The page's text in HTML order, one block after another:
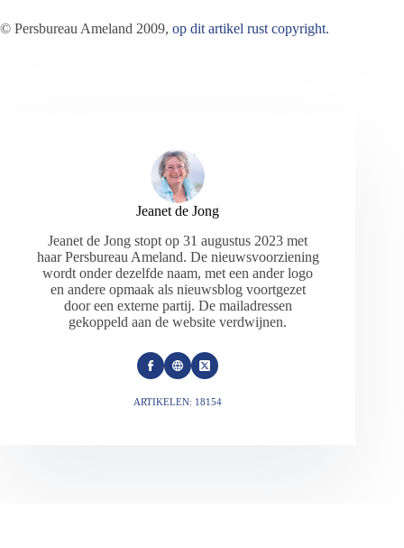
© Persbureau Ameland 2009, op dit artikel rust copyright.
Jeanet de Jong
Jeanet de Jong stopt op 31 augustus 2023 met
haar Persbureau Ameland. De nieuwsvoorziening
wordt onder dezelfde naam, met een ander logo
en andere opmaak als nieuwsblog voortgezet
door een externe partij. De mailadressen
gekoppeld aan de website verdwijnen.
ARTIKELEN: 18154